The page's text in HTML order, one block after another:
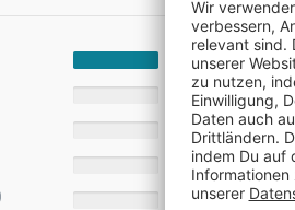
100%
0%
0%
0%
0%